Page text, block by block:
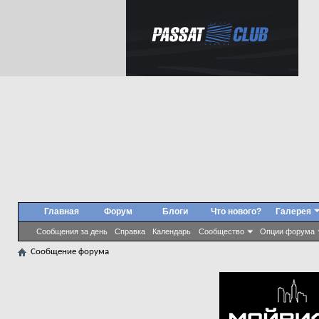
Главная Форум
Сообщения за день Справка Календарь Сообщество Опции форума
Блоги Что нового? Галерея
Сообщение форума